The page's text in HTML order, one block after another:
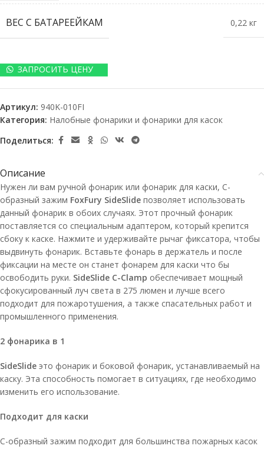
ВЕС С БАТАРЕЕЙКАМ 0,22 кг
ЗАПРОСИТЬ ЦЕНУ
Артикул: 940K-010FI
Категория: Налобные фонарики и фонарики для касок
Поделиться:
Описание
Нужен ли вам ручной фонарик или фонарик для каски, C-
образный зажим FoxFury SideSlide позволяет использовать
данный фонарик в обоих случаях. Этот прочный фонарик
поставляется со специальным адаптером, который крепится
сбоку к каске. Нажмите и удерживайте рычаг фиксатора, чтобы
выдвинуть фонарик. Вставьте фонарь в держатель и после
фиксации на месте он станет фонарем для каски что бы
освободить руки. SideSlide C-Clamp обеспечивает мощный
сфокусированный луч света в 275 люмен и лучше всего
подходит для пожаротушения, а также спасательных работ и
промышленного применения.
2 фонарика в 1
SideSlide это фонарик и боковой фонарик, устанавливаемый на
каску. Эта способность помогает в ситуациях, где необходимо
изменить его использование.
Подходит для каски
C-образный зажим подходит для большинства пожарных касок